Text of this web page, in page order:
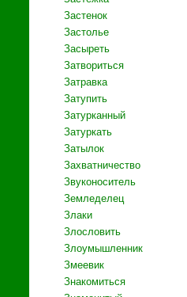
Застенок
Застолье
Засыреть
Затвориться
Затравка
Затупить
Затурканный
Затуркать
Затылок
Захватничество
Звуконоситель
Земледелец
Злаки
Злословить
Злоумышленник
Змеевик
Знакомиться